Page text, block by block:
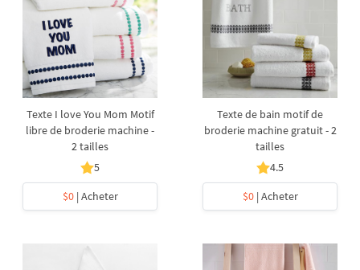
Texte I love You Mom Motif
libre de broderie machine -
2 tailles
5
$0| Acheter
Texte de bain motif de
broderie machine gratuit - 2
tailles
4.5
$0| Acheter